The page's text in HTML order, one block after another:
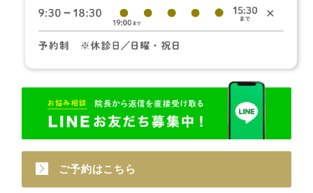
ご予約はこちら